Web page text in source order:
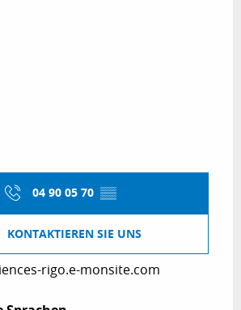
04 90 05 70 ▒▒
KONTAKTIEREN SIE UNS
rigo.e-monsite.com